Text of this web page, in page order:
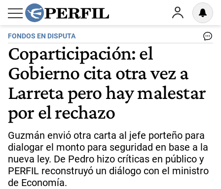
FONDOS EN DISPUTA
Coparticipación: el
Gobierno cita otra vez a
Larreta pero hay malestar
por el rechazo
Guzmán envió otra carta al jefe porteño para
dialogar el monto para seguridad en base a la
nueva ley. De Pedro hizo críticas en público y
PERFIL reconstruyó un diálogo con el ministro
de Economía.